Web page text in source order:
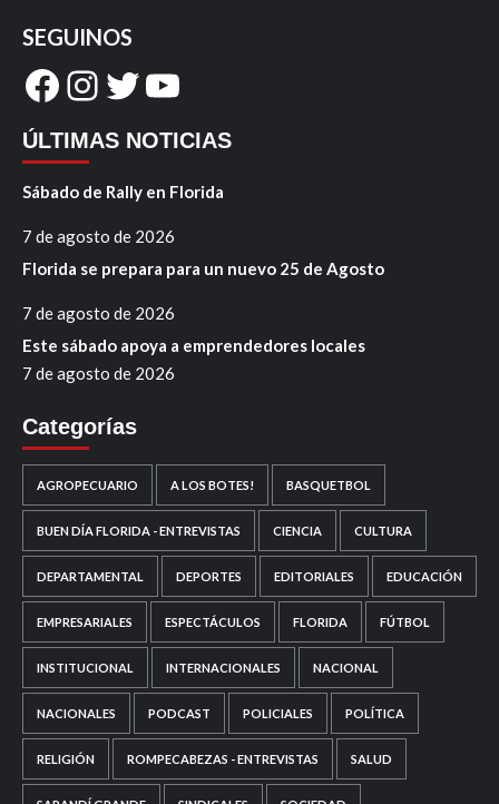
SEGUINOS
Facebook
Instagram
Twitter
YouTube
ÚLTIMAS NOTICIAS
Sábado de Rally en Florida
7 de agosto de 2026
Florida se prepara para un nuevo 25 de Agosto
7 de agosto de 2026
Este sábado apoya a emprendedores locales
7 de agosto de 2026
Categorías
AGROPECUARIO A LOS BOTES! BASQUETBOL
BUEN DÍA FLORIDA - ENTREVISTAS CIENCIA CULTURA
DEPARTAMENTAL DEPORTES EDITORIALES EDUCACIÓN
EMPRESARIALES ESPECTÁCULOS FLORIDA FÚTBOL
INSTITUCIONAL INTERNACIONALES NACIONAL
NACIONALES PODCAST POLICIALES POLÍTICA
RELIGIÓN ROMPECABEZAS - ENTREVISTAS SALUD